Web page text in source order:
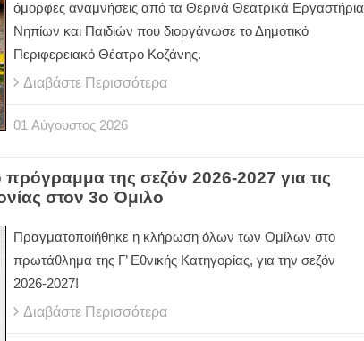
όμορφες αναμνήσεις από τα Θερινά Θεατρικά Εργαστήρια
Νηπίων και Παιδιών που διοργάνωσε το Δημοτικό
Περιφερειακό Θέατρο Κοζάνης.
Διαβάστε Περισσότερα
01 Αύγουστος 2026
πρόγραμμα της σεζόν 2026-2027 για τις
στον 3ο Όμιλο
Πραγματοποιήθηκε η κλήρωση όλων των Ομίλων στο
πρωτάθλημα της Γ’ Εθνικής Κατηγορίας, για την σεζόν
2026-2027!
Διαβάστε Περισσότερα